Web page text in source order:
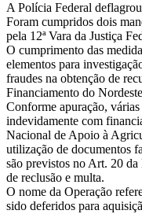
A Polícia Federal
Foram cumpridos dois
pela 12ª Vara da Justiça
O cumprimento das
elementos para
fraudes na obtenção de
Financiamento do
Conforme apuração,
indevidamente com
Nacional de Apoio à
utilização de documentos
são previstos no Art. 20
de reclusão e multa.
O nome da Operação
sido deferidos para